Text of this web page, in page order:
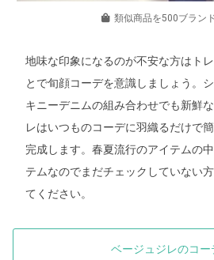
類似商品を500ブラン
地味な印象になるのが不安な方はト
とで旬顔コーデを意識しましょう。
キニーデニムの組み合わせでも新鮮
レはいつものコーデに羽織るだけで
完成します。春夏流行のアイテムの
テムなのでまだチェックしていない
てください。
ベージュジレのコー